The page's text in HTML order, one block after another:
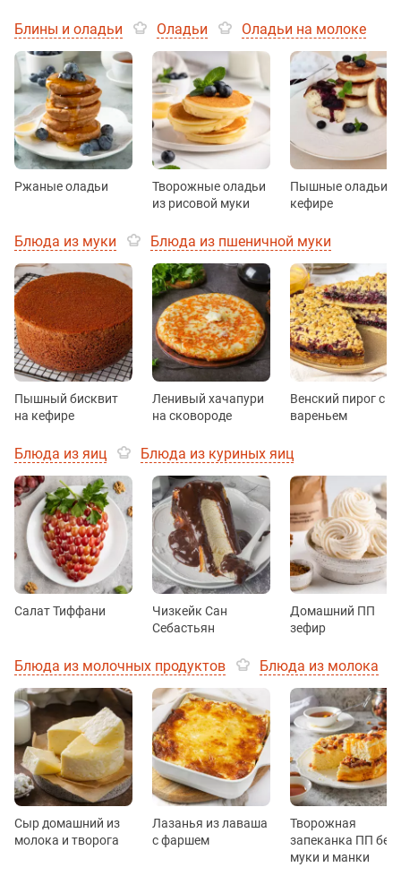
Блины и оладьи Оладьи Оладьи на молоке
Ржаные оладьи
Творожные оладьи
из рисовой муки
Пышные оладьи
кефире
Блюда из муки Блюда из пшеничной муки
Пышный бисквит
на кефире
Ленивый хачапури
на сковороде
Венский пирог с
вареньем
Блюда из яиц Блюда из куриных яиц
Салат Тиффани
Чизкейк Сан
Себастьян
Домашний ПП
зефир
Блюда из молочных продуктов Блюда из молока
Сыр домашний из
молока и творога
Лазанья из лаваша
с фаршем
Творожная
запеканка ПП без
муки и манки